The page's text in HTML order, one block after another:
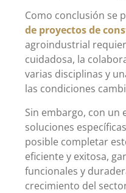
Como conclusión se
de proyectos de
agroindustrial
cuidadosa, la
varias disciplinas y
las condiciones
Sin embargo, con un
soluciones
posible completar
eficiente y exitosa,
funcionales y
crecimiento del